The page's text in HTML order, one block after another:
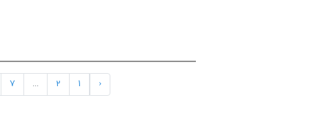
‹
1
2
...
7